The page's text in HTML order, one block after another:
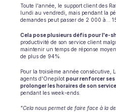
Toute l'année, le support client des
lundi au vendredi, mais pendant la
demandes peut passer de 2 000 à...
Cela pose plusieurs défis pour l'e-
productivité de son service client
maintenir un temps de réponse
de plus de 94%.
Pour la troisième année consécutive,
agents d'Onepilot pour renforcer
prolonger les horaires de son service
pendant les week-ends.
"Cela nous permet de faire face à la